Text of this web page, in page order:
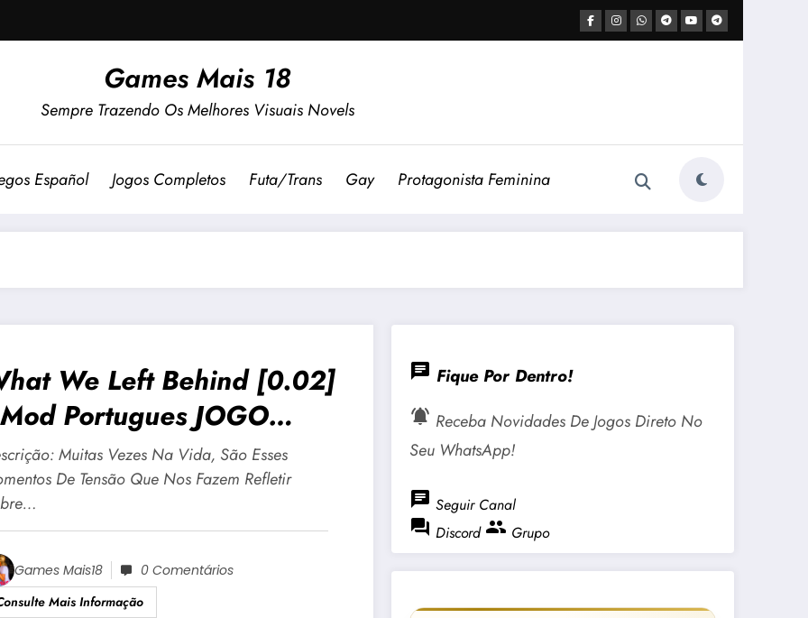
Games Mais 18
Sempre Trazendo Os Melhores Visuais Novels
Español Jogos Completos Futa/Trans Gay Protagonista Feminina
We Left Behind [0.02]
Portugues JOGO
+18 Para Android E
Muitas Vezes Na Vida, São Esses
De Tensão Que Nos Fazem Refletir
Games Mais18
0 Comentários
Mais Informação
chat Fique Por Dentro!
notifications_active Receba Novidades De Jogos Direto No
Seu WhatsApp!
chat Seguir Canal
forum Discord group Grupo